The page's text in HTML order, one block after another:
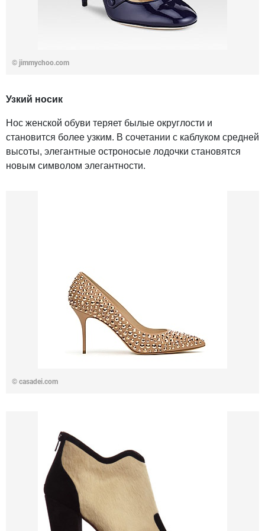
© jimmychoo.com
Узкий носик
Нос женской обуви теряет былые округлости и
становится более узким. В сочетании с каблуком средней
высоты, элегантные остроносые лодочки становятся
новым символом элегантности.
© casadei.com